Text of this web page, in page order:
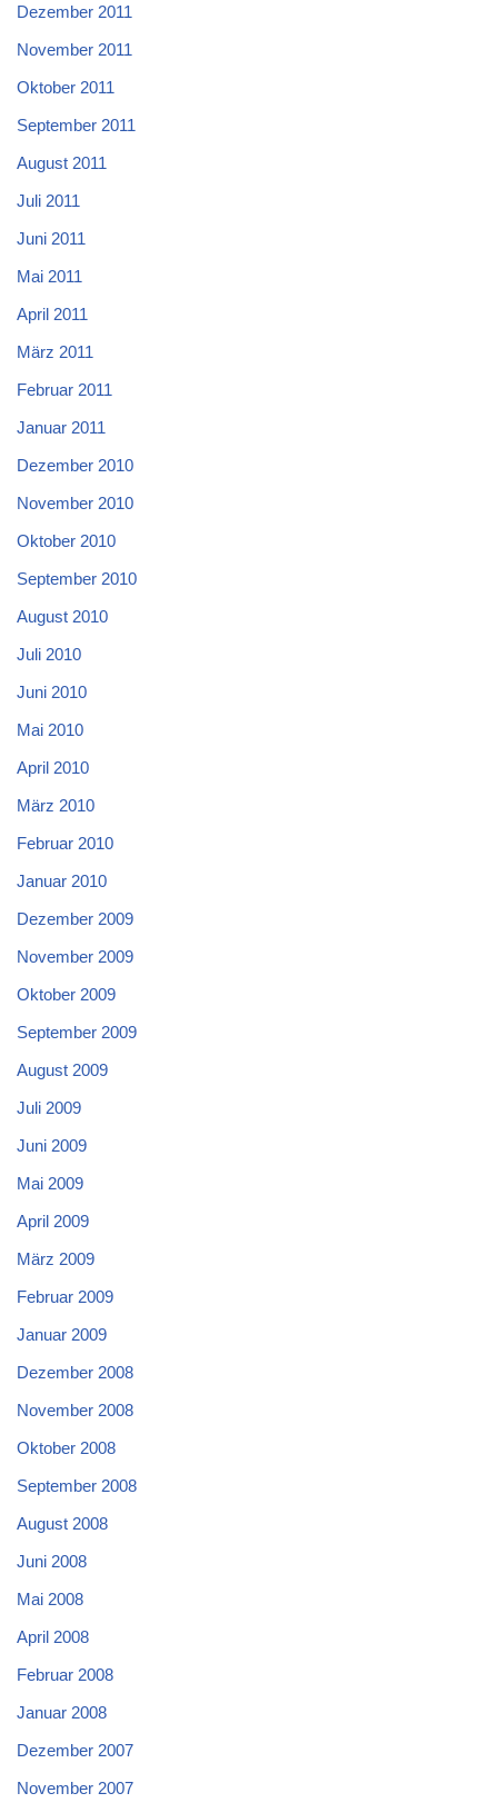
Dezember 2011
November 2011
Oktober 2011
September 2011
August 2011
Juli 2011
Juni 2011
Mai 2011
April 2011
März 2011
Februar 2011
Januar 2011
Dezember 2010
November 2010
Oktober 2010
September 2010
August 2010
Juli 2010
Juni 2010
Mai 2010
April 2010
März 2010
Februar 2010
Januar 2010
Dezember 2009
November 2009
Oktober 2009
September 2009
August 2009
Juli 2009
Juni 2009
Mai 2009
April 2009
März 2009
Februar 2009
Januar 2009
Dezember 2008
November 2008
Oktober 2008
September 2008
August 2008
Juni 2008
Mai 2008
April 2008
Februar 2008
Januar 2008
Dezember 2007
November 2007